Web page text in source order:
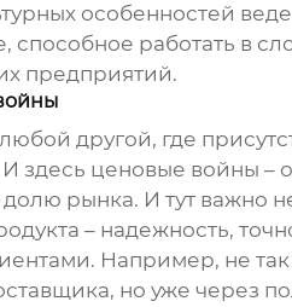
особенностей
способное работать в
предприятий.
другой, где
здесь ценовые войны –
рынка. И тут важно
– надежность,
Например, не
но уже через